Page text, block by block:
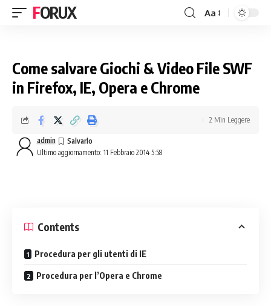
FORUX Aa
Come salvare Giochi & Video File SWF
in Firefox, IE, Opera e Chrome
Ultimo aggiornamento: 11 Febbraio 2014 5:58
admin
2 Min Leggere
Contents
Procedura per gli utenti di IE
Procedura per l’Opera e Chrome